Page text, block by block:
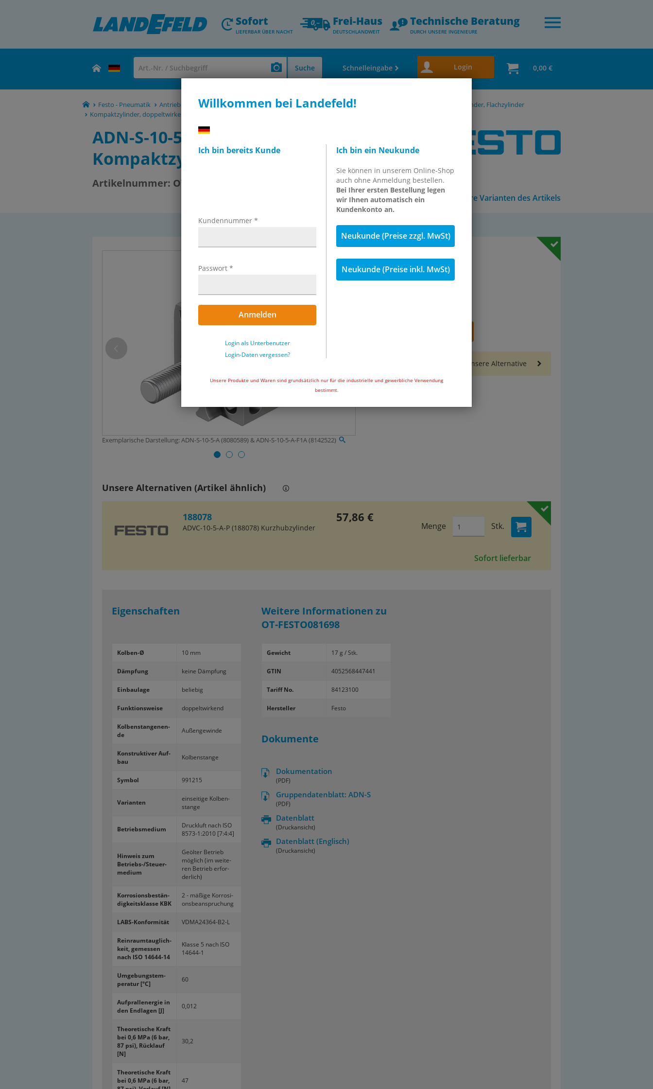
Willkommen bei Landefeld!
Ich bin bereits Kunde
Kundennummer *
Passwort *
Anmelden
Login als Unterbenutzer
Login-Daten vergessen?
Ich bin ein Neukunde
Sie können in unserem Online-Shop
auch ohne Anmeldung bestellen.
Bei Ihrer ersten Bestellung legen
wir Ihnen automatisch ein
Kundenkonto an.
Neukunde (Preise zzgl. MwSt)
Neukunde (Preise inkl. MwSt)
Unsere Produkte und Waren sind grundsätzlich nur für die industrielle und gewerbliche Verwendung
bestimmt.
Sofort
LIEFERBAR ÜBER NACHT
Frei-Haus
DEUTSCHLANDWEIT
Technische Beratung
DURCH UNSERE INGENIEURE
Suche Schnelleingabe Login 0,00 €
Festo - Pneumatik Antriebe & Aktuatoren Pneumatische Zylinder Kolbenstangenzylinder
Kompaktzylinder, Kurzhubzylinder, Flachzylinder
Kompaktzylinder, doppeltwirkend ADN-S
ADN-S-10-5-A (8080589)
Kompaktzylinder
Artikelnummer: OT-FESTO081698
Andere Varianten des Artikels
inkl. MwSt.
Exemplarische Darstellung: ADN-S-10-5-A (8080589) & ADN-S-10-5-A-F1A (8142522)
35,49 €
Menge Stk.
Beachten Sie auch unsere Alternative
Unsere Alternativen (Artikel ähnlich)
188078
ADVC-10-5-A-P (188078) Kurzhubzylinder
57,86 €
Menge Stk.
Sofort lieferbar
Eigenschaften
Kolben-​Ø 10 mm
Dämp­fung keine Dämp­fung
Ein­bau­la­ge be­lie­big
Funk­ti­ons­wei­se dop­pelt­wir­kend
Kol­ben­stan­ge­nen­
de
Au­ßen­ge­win­de
Kon­struk­ti­ver Auf­
bau
Kol­ben­stan­ge
Sym­bol 991215
Va­ri­an­ten
ein­sei­ti­ge Kol­ben­
stan­ge
Be­triebs­me­di­um
Druck­luft nach ISO
8573-​1:2010 [7:4:4]
Hin­weis zum
Betriebs-​/Steu­er­
me­di­um
Ge­öl­ter Be­trieb
mög­lich (im wei­te­
ren Be­trieb er­for­
der­lich)
Kor­ro­si­ons­be­stän­
dig­keits­klas­se KBK
2 - mä­ßi­ge Kor­ro­si­
ons­be­an­spru­chung
LABS-​Konformität VDMA24364-​B2-L
Rein­raum­taug­lich­
keit, ge­mes­sen
nach ISO 14644-​14
Klas­se 5 nach ISO
14644-​1
Um­ge­bungs­tem­
pe­ra­tur [°C]
60
Auf­prall­ener­gie in
den End­la­gen [J]
0,012
Theo­re­ti­sche Kraft
bei 0,6 MPa (6 bar,
87 psi), Rück­lauf
[N]
30,2
Theo­re­ti­sche Kraft
bei 0,6 MPa (6 bar,
47
Weitere Informationen zu
OT-FESTO081698
Gewicht 17 g / Stk.
GTIN 4052568447441
Tariff No. 84123100
Hersteller Festo
Dokumente
Dokumentation
(PDF)
Gruppendatenblatt: ADN-S
(PDF)
Datenblatt
(Druckansicht)
Datenblatt (Englisch)
(Druckansicht)